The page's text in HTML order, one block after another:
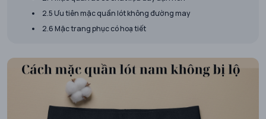
2.5 Ưu tiên mặc quần lót không đường may
2.6 Mặc trang phục có hoạ tiết